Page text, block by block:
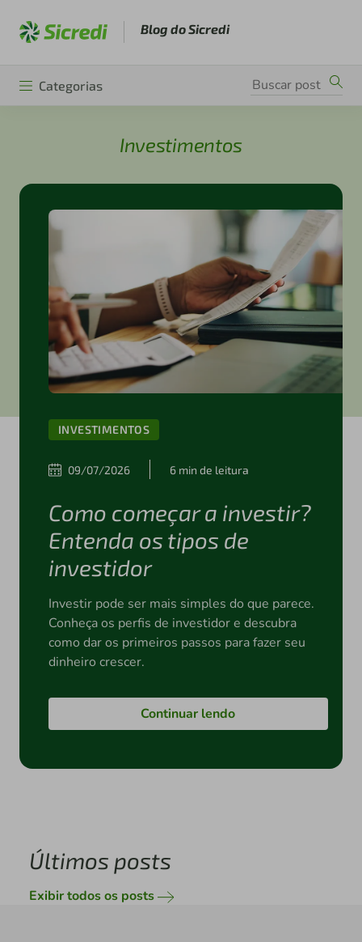
Blog do Sicredi
Categorias
Investimentos
INVESTIMENTOS
09/07/2026 6 min de leitura
Como começar a investir?
Entenda os tipos de
investidor
Investir pode ser mais simples do que parece.
Conheça os perfis de investidor e descubra
como dar os primeiros passos para fazer seu
dinheiro crescer.
Continuar lendo
Últimos posts
Exibir todos os posts